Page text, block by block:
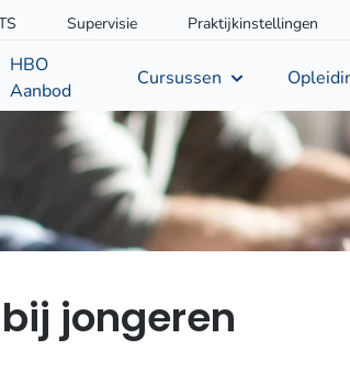
Supervisie Praktijkinstellingen
HBO
Aanbod
Cursussen
jongeren